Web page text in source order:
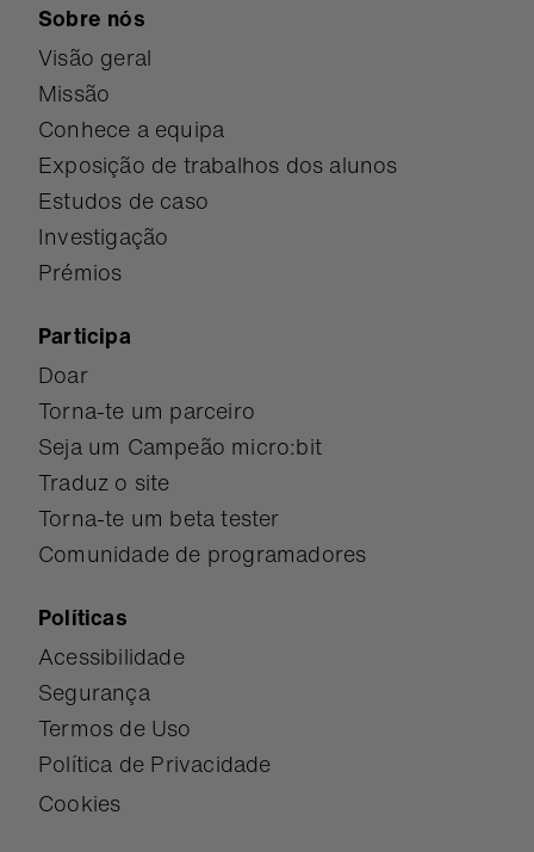
Sobre nós
Visão geral
Missão
Conhece a equipa
Exposição de trabalhos dos alunos
Estudos de caso
Investigação
Prémios
Participa
Doar
Torna-te um parceiro
Seja um Campeão micro:bit
Traduz o site
Torna-te um beta tester
Comunidade de programadores
Políticas
Acessibilidade
Segurança
Termos de Uso
Política de Privacidade
Cookies